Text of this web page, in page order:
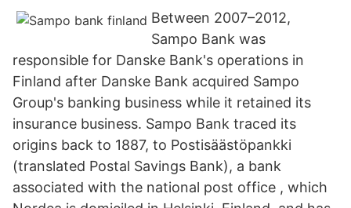
Between 2007–2012,
Sampo Bank was
responsible for Danske Bank's operations in
Finland after Danske Bank acquired Sampo
Group's banking business while it retained its
insurance business. Sampo Bank traced its
origins back to 1887, to Postisäästöpankki
(translated Postal Savings Bank), a bank
associated with the national post office , which